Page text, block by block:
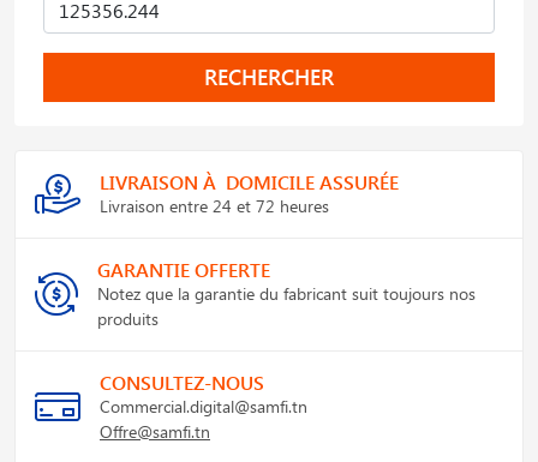
RECHERCHER
LIVRAISON À DOMICILE ASSURÉE
Livraison entre 24 et 72 heures
GARANTIE OFFERTE
Notez que la garantie du fabricant suit toujours nos
produits
CONSULTEZ-NOUS
Commercial.digital@samfi.tn
Offre@samfi.tn